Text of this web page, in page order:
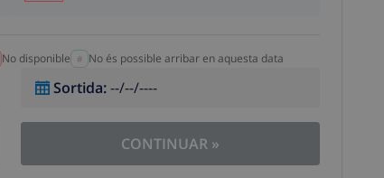
No disponible No és possible arribar en aquesta data
Sortida:--/--/----
CONTINUAR »